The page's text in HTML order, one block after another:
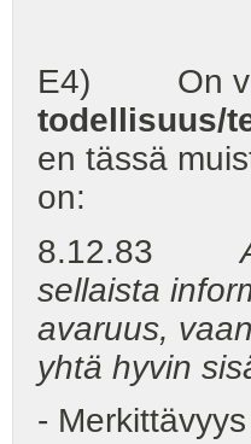
E4) On
todellisuus/
en tässä
on:
8.12.83
sellaista
avaruus,
yhtä hyvin
-